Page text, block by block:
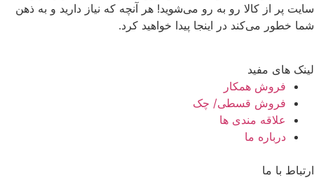
سایت پر از کالا رو به رو می‌شوید! هر آنچه که نیاز دارید و به ذهن
شما خطور می‌کند در اینجا پیدا خواهید کرد.
لینک های مفید
فروش همکار
فروش قسطی/ چک
علاقه مندی ها
درباره ما
ارتباط با ما